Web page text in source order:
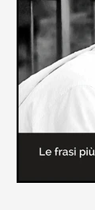
In questa
migliori
di
sulla vita